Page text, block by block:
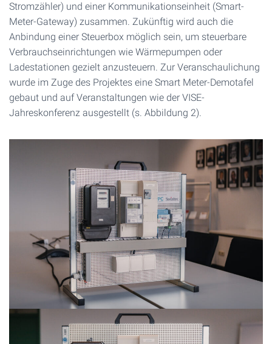
Stromzähler) und einer Kommunikationseinheit (Smart-
Meter-Gateway) zusammen. Zukünftig wird auch die
Anbindung einer Steuerbox möglich sein, um steuerbare
Verbrauchseinrichtungen wie Wärmepumpen oder
Ladestationen gezielt anzusteuern. Zur Veranschaulichung
wurde im Zuge des Projektes eine Smart Meter-Demotafel
gebaut und auf Veranstaltungen wie der VISE-
Jahreskonferenz ausgestellt (s. Abbildung 2).